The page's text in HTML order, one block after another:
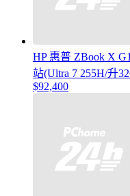
HP 惠普 ZBook X
站(Ultra 7 255H/升
$92,400